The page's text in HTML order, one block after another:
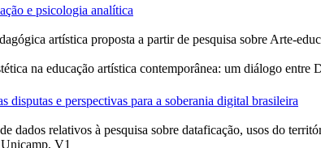
e psicologia analítica
artística proposta a partir de pesquisa sobre Arte-
na educação artística contemporânea: um diálogo
disputas e perspectivas para a soberania digital brasileira
relativos à pesquisa sobre dataficação, usos do
V1